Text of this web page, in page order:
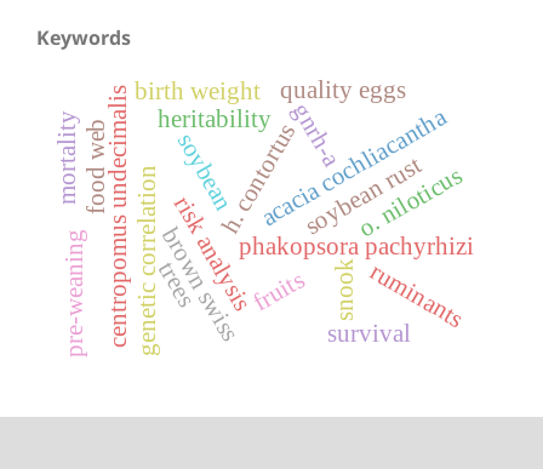
Keywords
phakopsora pachyrhizi
soybean soybean rust
risk analysis
brown swiss
heritability
genetic correlation h. contortusacacia cochliacantha
centropomus undecimalis snook
gnrh-a
quality eggs
fruits
trees ruminants
food web
mortality o. niloticus
survival
birth weight
pre-weaning